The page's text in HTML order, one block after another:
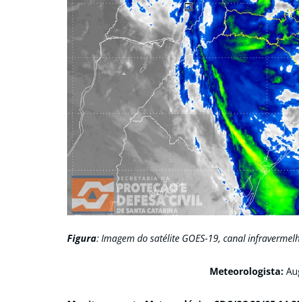
Figura: Imagem do satélite GOES-19, canal
Meteorologista: